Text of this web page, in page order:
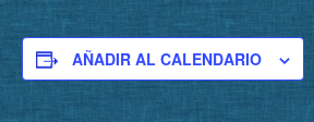
AÑADIR AL CALENDARIO